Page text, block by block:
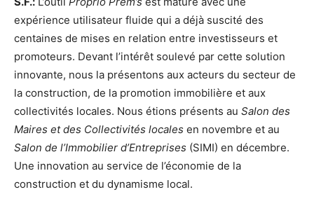
expérience utilisateur fluide qui a déjà suscité des
centaines de mises en relation entre investisseurs et
promoteurs. Devant l’intérêt soulevé par cette solution
innovante, nous la présentons aux acteurs du secteur de
la construction, de la promotion immobilière et aux
collectivités locales. Nous étions présents au Salon des
Maires et des Collectivités locales en novembre et au
Salon de l’Immobilier d’Entreprises (SIMI) en décembre.
Une innovation au service de l’économie de la
construction et du dynamisme local.